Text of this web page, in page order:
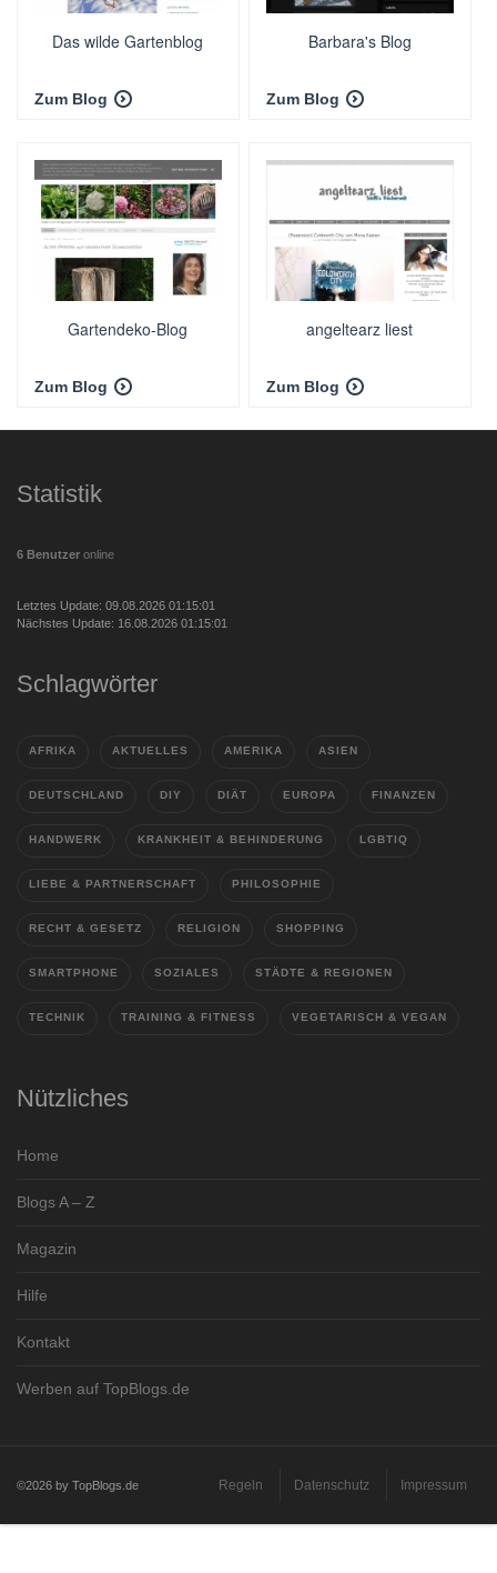
Das wilde Gartenblog
Zum Blog
Barbara's Blog
Zum Blog
Gartendeko-Blog
Zum Blog
angeltearz liest
Zum Blog
Statistik
6 Benutzer online
Letztes Update: 09.08.2026 01:15:01
Nächstes Update: 16.08.2026 01:15:01
Schlagwörter
AFRIKA AKTUELLES AMERIKA ASIEN
DEUTSCHLAND DIY DIÄT EUROPA FINANZEN
HANDWERK KRANKHEIT & BEHINDERUNG LGBTIQ
LIEBE & PARTNERSCHAFT PHILOSOPHIE
RECHT & GESETZ RELIGION SHOPPING
SMARTPHONE SOZIALES STÄDTE & REGIONEN
TECHNIK TRAINING & FITNESS VEGETARISCH & VEGAN
Nützliches
Home
Blogs A – Z
Magazin
Hilfe
Kontakt
Werben auf TopBlogs.de
©2026 by TopBlogs.de Regeln Datenschutz Impressum